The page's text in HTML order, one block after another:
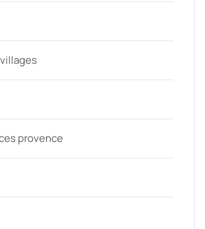
provence